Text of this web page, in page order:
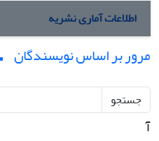
اطلاعات آماری نشریه
مرور بر اساس نویسندگان
جستجو
آ